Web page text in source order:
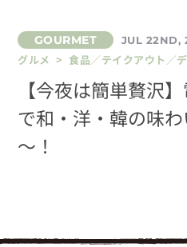
JUL 22ND,
グルメ > 食品／テイクアウト／
【今夜は簡単贅沢
で和・洋・韓の味
～！